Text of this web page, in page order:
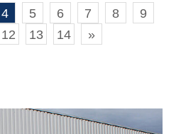
4 5 6 7 8
9
12 13 14 »